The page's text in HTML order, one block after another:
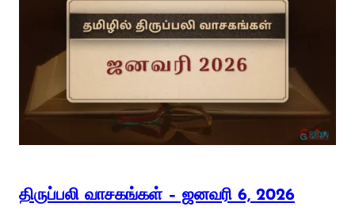
திருப்பலி வாசகங்கள் – ஜனவரி 6, 2026